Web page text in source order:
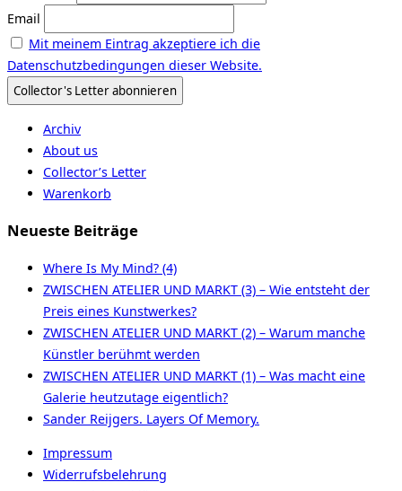
Email
Mit meinem Eintrag akzeptiere ich die
Datenschutzbedingungen dieser Website.
Archiv
About us
Collector’s Letter
Warenkorb
Neueste Beiträge
Where Is My Mind? (4)
ZWISCHEN ATELIER UND MARKT (3) – Wie entsteht der
Preis eines Kunstwerkes?
ZWISCHEN ATELIER UND MARKT (2) – Warum manche
Künstler berühmt werden
ZWISCHEN ATELIER UND MARKT (1) – Was macht eine
Galerie heutzutage eigentlich?
Sander Reijgers. Layers Of Memory.
Impressum
Widerrufsbelehrung